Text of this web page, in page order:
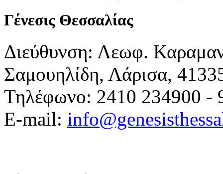
Γένεσις Θεσσαλίας
Διεύθυνση: Λεωφ.
Σαμουηλίδη, Λάρισα,
Τηλέφωνο: 2410 234900 -
E-mail: